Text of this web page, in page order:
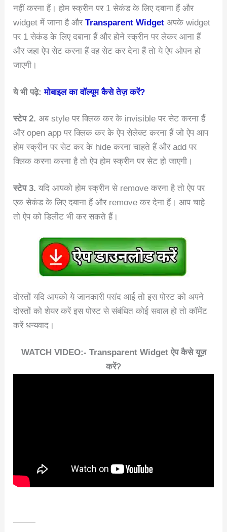
नहीं करना हैं। होम स्क्रीन पर 1 सेकंड के लिए दबाना हैं और
widget में जाना है औरTransparent Widget अपके widget
पर 1 सेकंड के लिए दबाना हैं और होने स्क्रीन पर लेकर आना हैं
और जहा ऐप सेट करना हैं वह सेट कर देना हैं तो ये ऐप ओपन हो
जाएगी।
ये भी पढ़े:मोबाइल का वॉल्यूम कैसे तेज़ करें?
स्टेप 2. अब style पर क्लिक कर के invisible पर सेट करना हैं
और open app पर क्लिक कर के ऐप सेलेक्ट करना हैं जो ऐप आप
होम स्क्रीन पर सेट कर के hide करना चाहते हैं और add पर
क्लिक करना करना है तो ऐप होम स्क्रीन पर सेट हो जाएगी।
स्टेप 3. यदि आपको होम स्क्रीन से remove करना है तो ऐप पर
एक सेकंड के लिए दबाना हैं और remove कर देना हैं। आप चाहे
तो ऐप को डिलीट भी कर सकते हैं।
दोस्तों यदि आपको ये जानकारी पसंद आई तो इस पोस्ट को अपने
दोस्तों को शेयर करें इस पोस्ट से संबंधित कोई सवाल हो तो कॉमेंट
करें धन्यवाद।
WATCH VIDEO:- Transparent Widget ऐप कैसे यूज़
करें?